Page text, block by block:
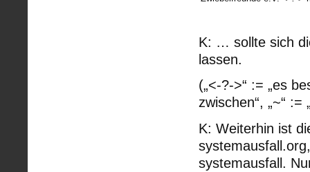
K: … sollte sich
lassen.
(„<-?->“ := „es
zwischen“, „~“ :=
K: Weiterhin ist
systemausfall.